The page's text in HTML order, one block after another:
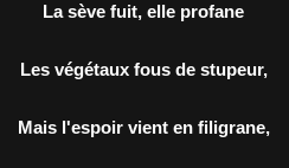
La sève fuit, elle profane
Les végétaux fous de stupeur,
Mais l'espoir vient en filigrane,